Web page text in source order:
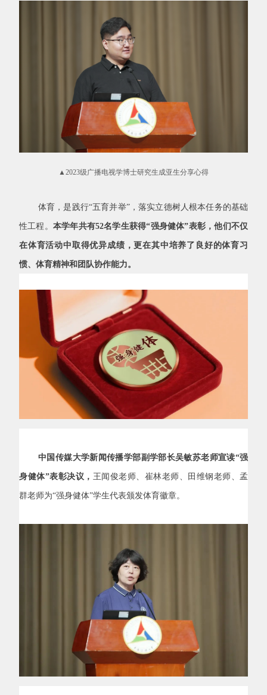
▲2023级广播电视学博士研究生成亚生分享心得
体育，是践行“五育并举”，落实立德树人根本任务的基础
性工程。 本学年共有52名学生获得“强身健体”表彰，他们不仅
在体育活动中取得优异成绩，更在其中培养了良好的体育习
惯、体育精神和团队协作能力。
中国传媒大学新闻传播学部副学部长吴敏苏老师宣读“强
身健体”表彰决议， 王闻俊老师、崔林老师、田维钢老师、孟
群老师为“强身健体”学生代表颁发体育徽章。